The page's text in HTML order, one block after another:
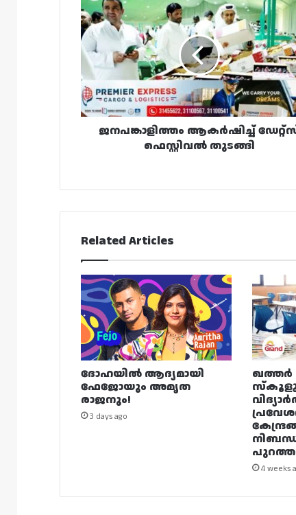
ആകർഷിച്ച്
ഡേറ്റ്‌സ്
ഫെസ്റ്റിവൽ
തുടങ്ങി
ജനപങ്കാളിത്തം ആകർഷിച്ച്
ഫെസ്റ്റിവൽ തുടങ്ങി
Related Articles
ദോഹയിൽ ആദ്യമായി
ഫേജോയും അമൃത
രാജനും!
3 days ago
ഖത്തർ
4 weeks